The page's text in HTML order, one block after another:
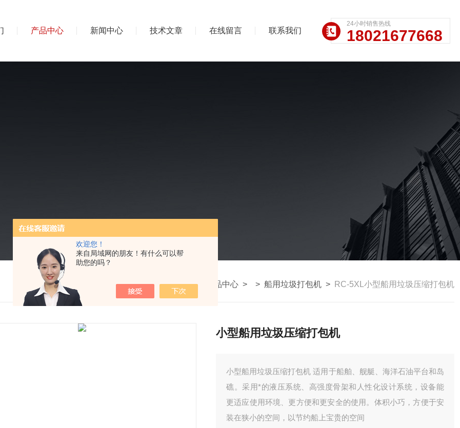
欢迎您！
来自局域网的朋友！有什么可以帮
助您的吗？
产品中心 新闻中心 技术文章 在线留言 联系我们
24小时销售热线
18021677668
我的位置：首页> 产品中心 > > 船用垃圾打包机 > RC-5XL小型船用垃圾压缩打包机
小型船用垃圾压缩打包机
小型船用垃圾压缩打包机 适用于船舶、舰艇、海洋石油平台和岛
礁。采用*的液压系统、高强度骨架和人性化设计系统，设备能
更适应使用环境、更方便和更安全的使用。体积小巧，方便于安
装在狭小的空间，以节约船上宝贵的空间